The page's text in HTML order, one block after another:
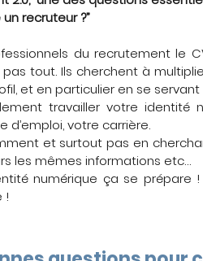
recruteur ?”
du recrutement le
pas tout. Ils cherchent à
et en particulier en se servant
travailler votre identité
votre carrière.
et surtout pas en
les mêmes informations etc…
numérique ça se prépare
!